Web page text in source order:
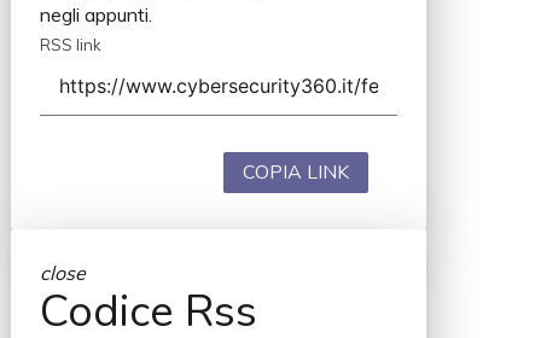
negli appunti.
RSS link
COPIA LINK
close
Codice Rss